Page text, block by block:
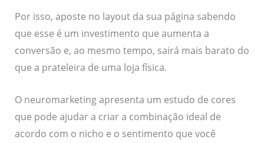
Por isso, aposte no layout da sua página sabendo
que esse é um investimento que aumenta a
conversão e, ao mesmo tempo, sairá mais barato do
que a prateleira de uma loja física.
O neuromarketing apresenta um estudo de cores
que pode ajudar a criar a combinação ideal de
acordo com o nicho e o sentimento que você